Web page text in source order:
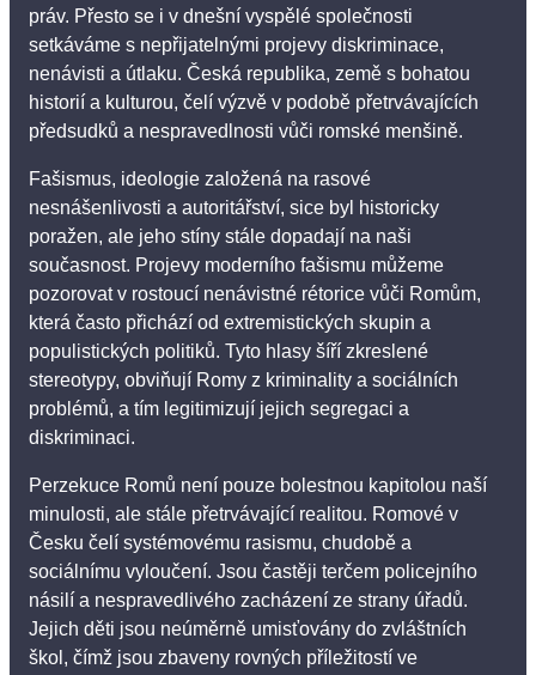
práv. Přesto se i v dnešní vyspělé společnosti
setkáváme s nepřijatelnými projevy diskriminace,
nenávisti a útlaku. Česká republika, země s bohatou
historií a kulturou, čelí výzvě v podobě přetrvávajících
předsudků a nespravedlnosti vůči romské menšině.
Fašismus, ideologie založená na rasové
nesnášenlivosti a autoritářství, sice byl historicky
poražen, ale jeho stíny stále dopadají na naši
současnost. Projevy moderního fašismu můžeme
pozorovat v rostoucí nenávistné rétorice vůči Romům,
která často přichází od extremistických skupin a
populistických politiků. Tyto hlasy šíří zkreslené
stereotypy, obviňují Romy z kriminality a sociálních
problémů, a tím legitimizují jejich segregaci a
diskriminaci.
Perzekuce Romů není pouze bolestnou kapitolou naší
minulosti, ale stále přetrvávající realitou. Romové v
Česku čelí systémovému rasismu, chudobě a
sociálnímu vyloučení. Jsou častěji terčem policejního
násilí a nespravedlivého zacházení ze strany úřadů.
Jejich děti jsou neúměrně umisťovány do zvláštních
škol, čímž jsou zbaveny rovných příležitostí ve